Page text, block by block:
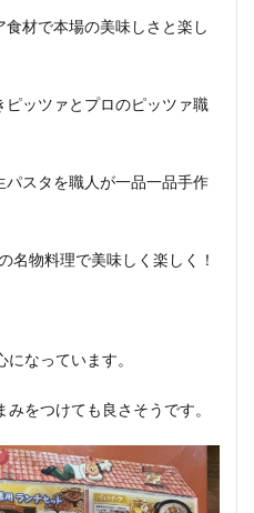
材で本場の美味しさと楽し
ッツァとプロのピッツァ職
スタを職人が一品一品手作
名物料理で美味しく楽しく！
なっています。
をつけても良さそうです。